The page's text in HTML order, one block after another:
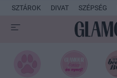
SZTÁROK DIVAT SZÉPSÉG